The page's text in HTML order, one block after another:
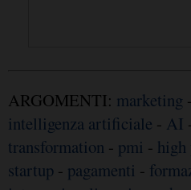
ARGOMENTI: marketing -
intelligenza artificiale - AI
transformation - pmi -
startup - pagamenti -